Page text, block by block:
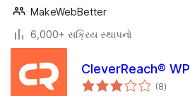
MakeWebBetter
6,000+ સક્રિય સ્થાપનો
CleverReach® WP
(8કુલ
રેટિંગ્સ
)